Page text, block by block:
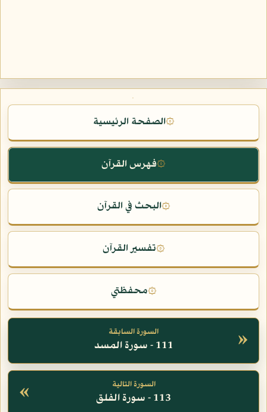
۞الصفحة الرئيسية
۞فهرس القرآن
۞البحث في القرآن
۞تفسير القرآن
۞محفظتي
» السورة السابقة
111 - سورة المسد
« السورة التالية
113 - سورة الفلق